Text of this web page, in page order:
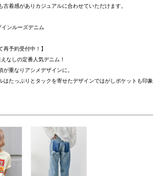
古着感がありカジュアルに合わせていただけます。
ンルーズデニム
再予約受付中！】
なしの定番人気デニム ！
が重なりアシメデザインに。
はたっぷりとタックを寄せたデザインではがしポケットも印象